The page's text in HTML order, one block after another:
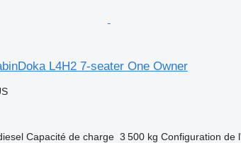
L4H2 7-seater One Owner
Capacité de charge 3 500 kg Configuration de